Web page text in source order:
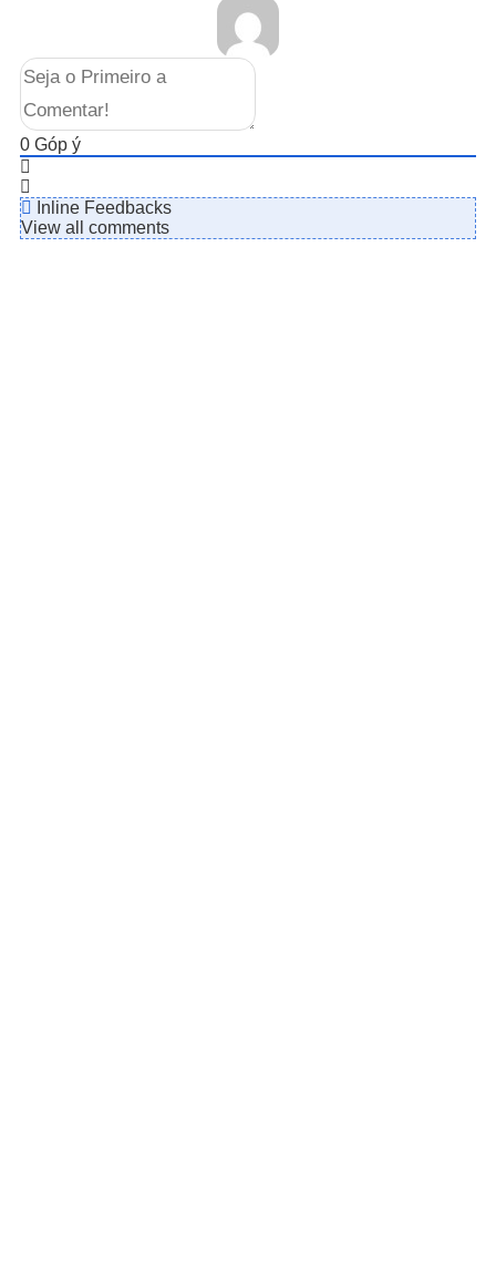
0 Góp ý
Inline Feedbacks
View all comments